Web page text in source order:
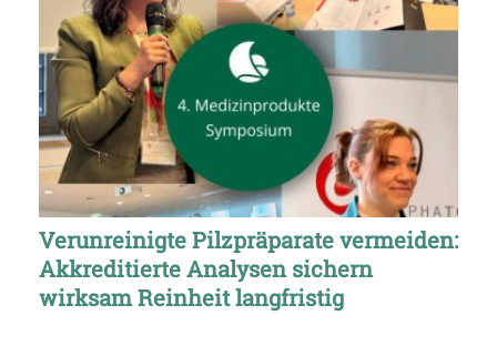
Verunreinigte Pilzpräparate vermeiden:
Akkreditierte Analysen sichern
wirksam Reinheit langfristig